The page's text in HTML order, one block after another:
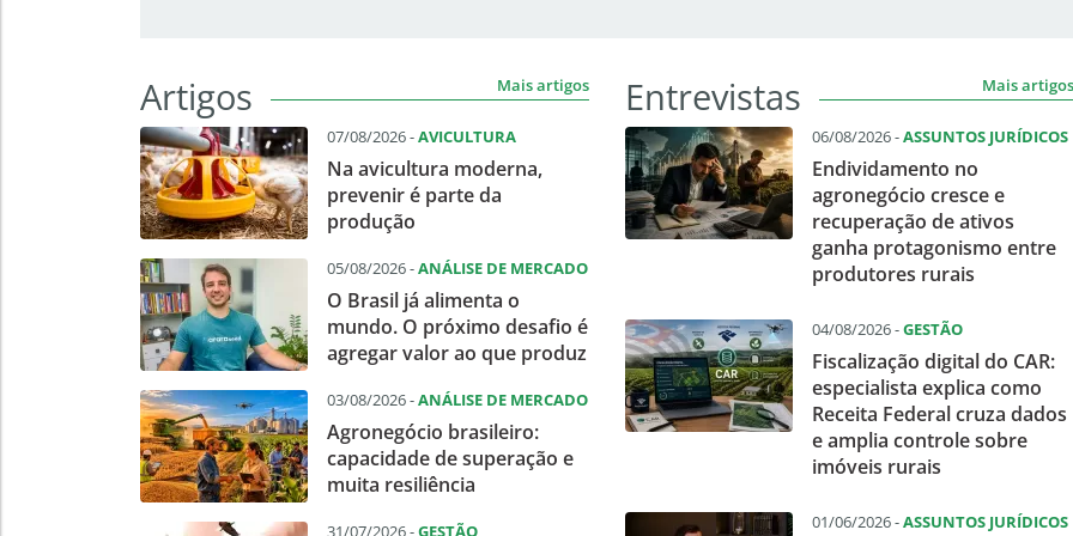
Artigos Mais artigos
07/08/2026 -AVICULTURA
Na avicultura moderna,
prevenir é parte da
produção
05/08/2026 -ANÁLISE DE MERCADO
O Brasil já alimenta o
mundo. O próximo desafio é
agregar valor ao que produz
03/08/2026 -ANÁLISE DE MERCADO
Agronegócio brasileiro:
capacidade de superação e
muita resiliência
31/07/2026 -GESTÃO
Entrevistas Mais artigos
06/08/2026 -ASSUNTOS JURÍDICOS
Endividamento no
agronegócio cresce e
recuperação de ativos
ganha protagonismo entre
produtores rurais
04/08/2026 -GESTÃO
Fiscalização digital do CAR:
especialista explica como
Receita Federal cruza dados
e amplia controle sobre
imóveis rurais
01/06/2026 -ASSUNTOS JURÍDICOS